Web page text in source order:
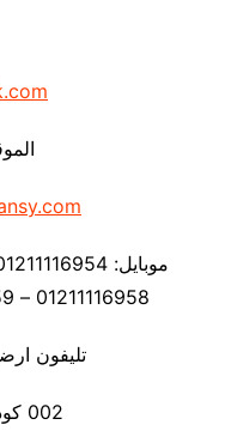
تليفون ارضي
002 كود مصر قبل الرقم